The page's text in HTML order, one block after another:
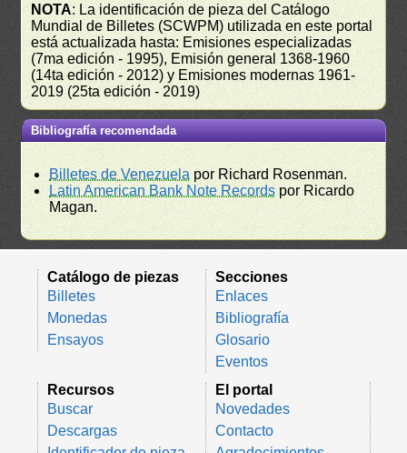
NOTA: La identificación de pieza del Catálogo
Mundial de Billetes (SCWPM) utilizada en este portal
está actualizada hasta: Emisiones especializadas
(7ma edición - 1995), Emisión general 1368-1960
(14ta edición - 2012) y Emisiones modernas 1961-
2019 (25ta edición - 2019)
Bibliografía recomendada
Billetes de Venezuela por Richard Rosenman.
Latin American Bank Note Records por Ricardo
Magan.
Catálogo de piezas
Billetes
Monedas
Ensayos
Secciones
Enlaces
Bibliografía
Glosario
Eventos
Recursos
Buscar
Descargas
El portal
Novedades
Contacto